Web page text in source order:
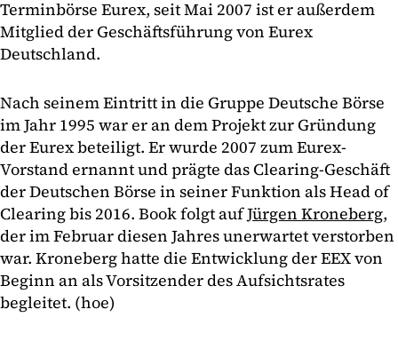
Terminbörse Eurex, seit Mai 2007 ist er außerdem
Mitglied der Geschäftsführung von Eurex
Deutschland.
Nach seinem Eintritt in die Gruppe Deutsche Börse
im Jahr 1995 war er an dem Projekt zur Gründung
der Eurex beteiligt. Er wurde 2007 zum Eurex-
Vorstand ernannt und prägte das Clearing-Geschäft
der Deutschen Börse in seiner Funktion als Head of
Clearing bis 2016. Book folgt aufJürgen Kroneberg,
der im Februar diesen Jahres unerwartet verstorben
war. Kroneberg hatte die Entwicklung der EEX von
Beginn an als Vorsitzender des Aufsichtsrates
begleitet. (hoe)